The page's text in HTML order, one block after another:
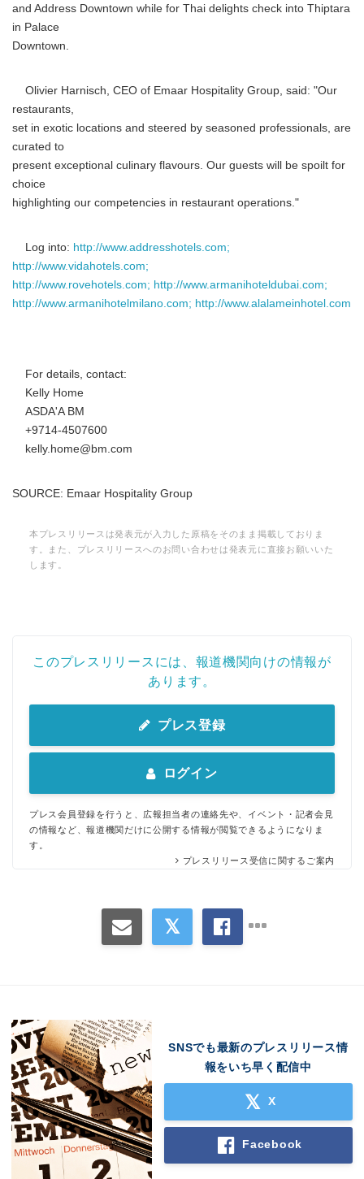
and Address Downtown while for Thai delights check into Thiptara
in Palace
Downtown.
Olivier Harnisch, CEO of Emaar Hospitality Group, said: "Our
restaurants,
set in exotic locations and steered by seasoned professionals, are
curated to
present exceptional culinary flavours. Our guests will be spoilt for
choice
highlighting our competencies in restaurant operations."
Log into: http://www.addresshotels.com;
http://www.vidahotels.com;
http://www.rovehotels.com; http://www.armanihoteldubai.com;
http://www.armanihotelmilano.com; http://www.alalameinhotel.com
For details, contact:
Kelly Home
ASDA'A BM
+9714-4507600
kelly.home@bm.com
SOURCE: Emaar Hospitality Group
本プレスリリースは発表元が入力した原稿をそのまま掲載しておりま
す。また、プレスリリースへのお問い合わせは発表元に直接お願いいた
します。
このプレスリリースには、報道機関向けの情報が
あります。
プレス登録
ログイン
プレス会員登録を行うと、広報担当者の連絡先や、イベント・記者会見
の情報など、報道機関だけに公開する情報が閲覧できるようになりま
す。
プレスリリース受信に関するご案内
SNSでも最新のプレスリリース情
報をいち早く配信中
X
Facebook
English